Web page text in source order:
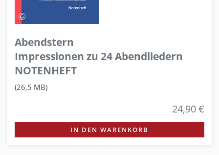
Abendstern
Impressionen zu 24 Abendliedern
NOTENHEFT
(26,5 MB)
24,90 €
IN DEN WARENKORB